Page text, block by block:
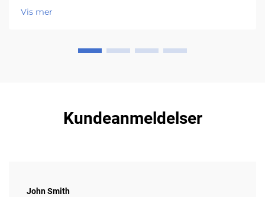
papirsøppelmaskiner og ulike skålstørrelser fokuserer
på ett av de viktigste problemene for produsenter av
Vis mer
Kundeanmeldelser
John Smith